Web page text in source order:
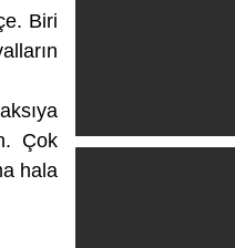
Biri
Çok
hala